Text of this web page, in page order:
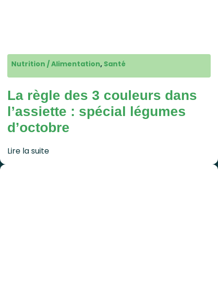
Nutrition / Alimentation, Santé
La règle des 3 couleurs dans
l’assiette : spécial légumes
d’octobre
Lire la suite